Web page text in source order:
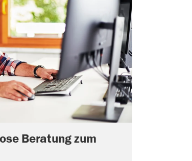
Beratung zum